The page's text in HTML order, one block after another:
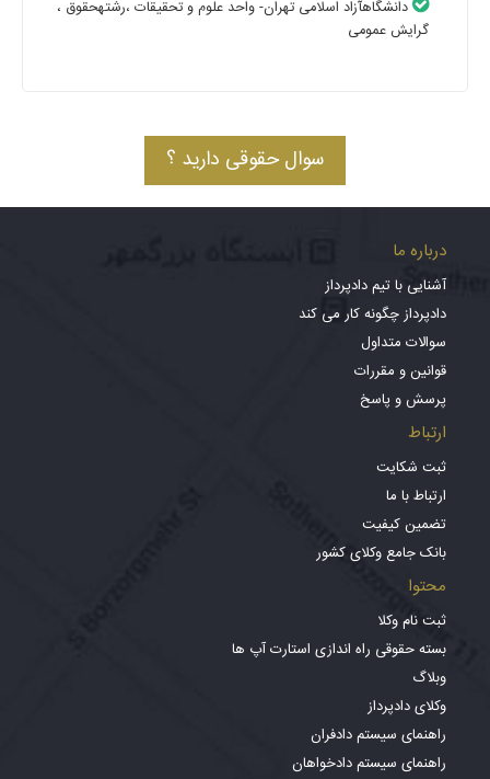
دانشگاهآزاد اسلامی تهران- واحد علوم و تحقیقات ،رشتهحقوق ،
گرایش عمومی
سوال حقوقی دارید ؟
درباره ما
آشنایی با تیم دادپرداز
دادپرداز چگونه کار می کند
سوالات متداول
قوانین و مقررات
پرسش و پاسخ
ارتباط
ثبت شکایت
ارتباط با ما
تضمین کیفیت
بانک جامع وکلای کشور
محتوا
ثبت نام وکلا
بسته حقوقی راه اندازی استارت آپ ها
وبلاگ
وکلای دادپرداز
راهنمای سیستم دادفران
راهنمای سیستم دادخواهان